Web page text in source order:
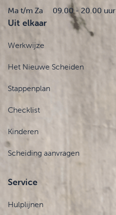
Ma t/m Za 09.00 - 20.00 uur
Uit elkaar
Werkwijze
Het Nieuwe Scheiden
Stappenplan
Checklist
Kinderen
Scheiding aanvragen
Service
Hulplijnen